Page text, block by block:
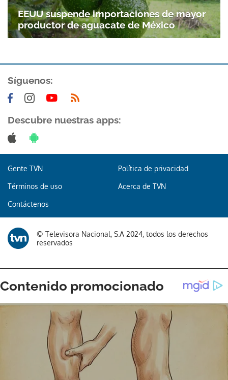
Gracias por suscribirte a nuestro boletín.
ACEPTAR
EEUU suspende importaciones de mayor
productor de aguacate de México
Síguenos:
Descubre nuestras apps:
Gente TVN Política de privacidad
Términos de uso Acerca de TVN
Contáctenos
© Televisora Nacional, S.A 2024, todos los derechos
reservados